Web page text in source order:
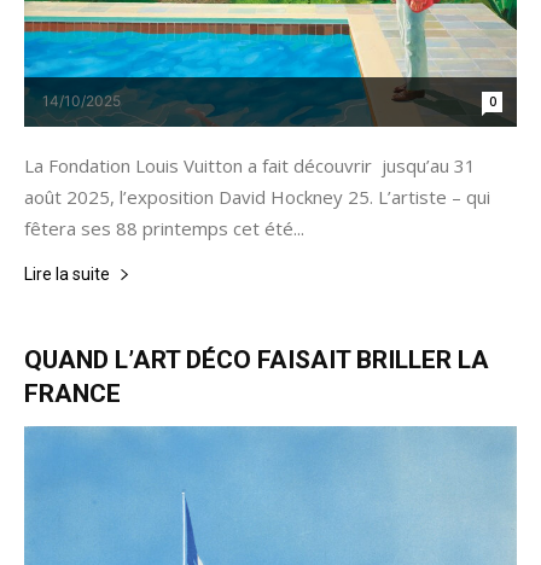
14/10/2025 0
La Fondation Louis Vuitton a fait découvrir jusqu’au 31
août 2025, l’exposition David Hockney 25. L’artiste – qui
fêtera ses 88 printemps cet été...
Lire la suite
QUAND L’ART DÉCO FAISAIT BRILLER LA
FRANCE